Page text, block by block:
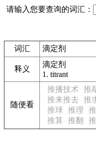
请输入您要查询的词汇：
词汇 滴定剂
释义
滴定剂
1. titrant
随便看
推播技术 推
推来推去 推
推球
推理
推算
推翻